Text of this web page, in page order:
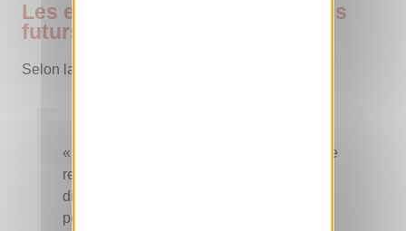
Les enjeux de formation pour les
futurs leaders africains
Selon la directrice Lili Tisseyre :
« La filière a besoin de jeunes capables de
relier production, transformation et
distribution. En Afrique de l’Est, ce sont
peut-être les futurs leaders de demain que